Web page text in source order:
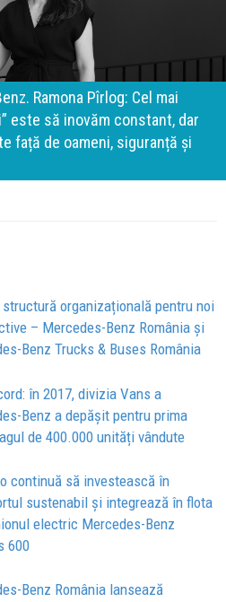
Ramona Pîrlog: Cel mai
este să inovăm constant, dar
față de oameni, siguranță și
structură organizațională pentru noi
– Mercedes-Benz România și
Benz Trucks & Buses România
în 2017, divizia Vans a
Benz a depășit pentru prima
de 400.000 unități vândute
continuă să investească în
sustenabil și integrează în flota
electric Mercedes-Benz
600
Benz România lansează